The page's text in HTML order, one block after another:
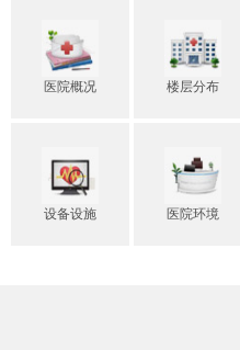
医院概况 楼层分布
设备设施 医院环境